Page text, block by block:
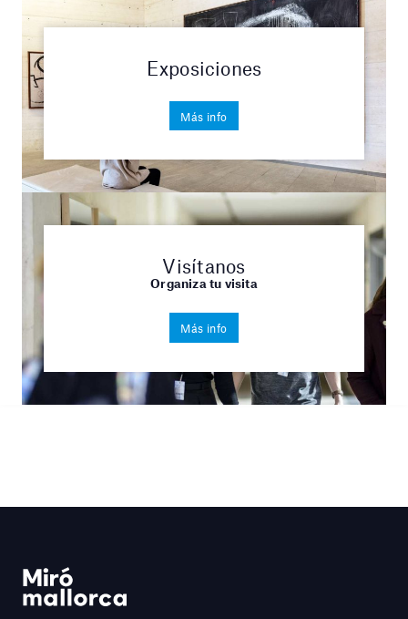
Exposiciones
Más info
Visítanos
Organiza tu visita
Más info